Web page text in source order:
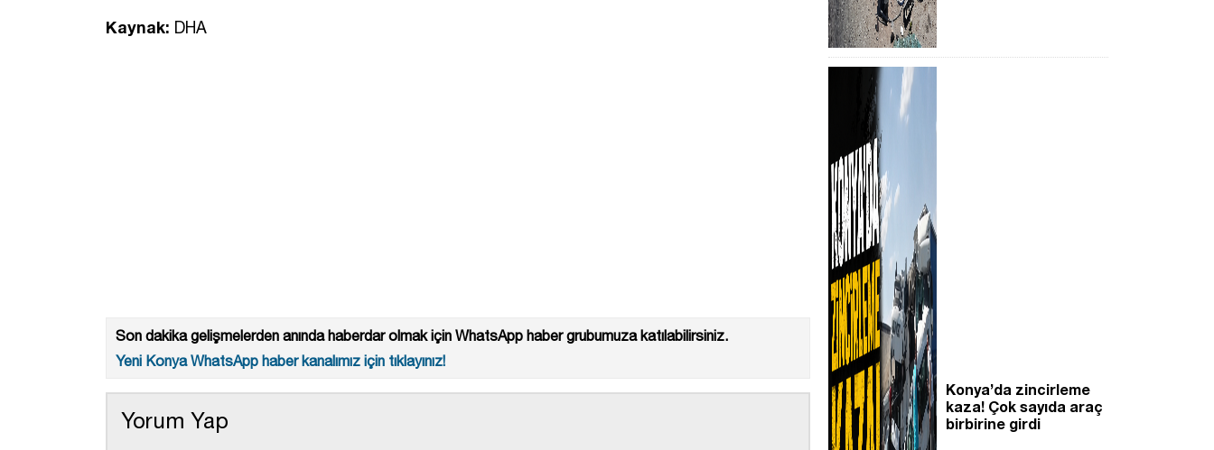
Kaynak: DHA
Son dakika gelişmelerden anında haberdar olmak için WhatsApp haber grubumuza katılabilirsiniz.
Yeni Konya WhatsApp haber kanalımız için tıklayınız!
Yorum Yap
Konya’da zincirleme
kaza! Çok sayıda araç
birbirine girdi